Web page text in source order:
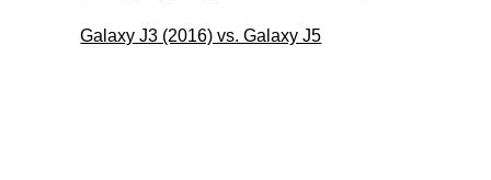
Galaxy J3 (2016) vs. Galaxy J5